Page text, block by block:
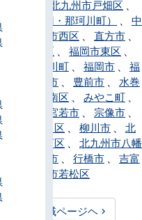
北九州市戸畑区
珂川市（旧・那珂川町）
中
福岡市西区 直方市
岡市博多区
福岡市東区
広川町 福岡市
福
福津市 豊前市
水巻
福岡市南区 みやこ町
ま市
宮若市 宗像市
州市門司区
柳川市
北
州市八幡西区
北九州市八幡
八女市 行橋市
吉富
北九州市若松区
福岡県全域ページヘ